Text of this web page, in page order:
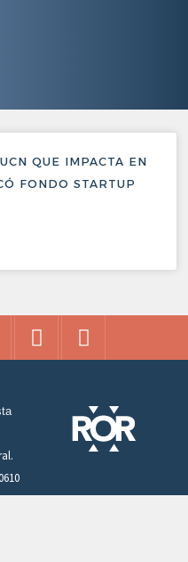
QUE IMPACTA EN
FONDO STARTUP